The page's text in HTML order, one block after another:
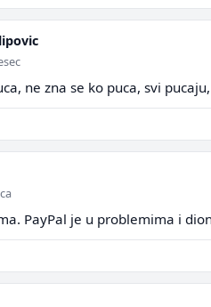
ne zna se ko puca, svi
PayPal je u problemima i